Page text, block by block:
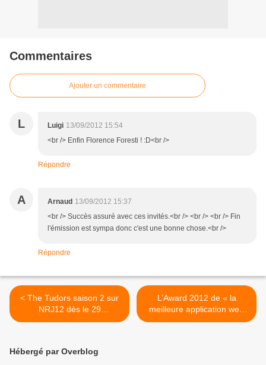
Commentaires
Ajouter un commentaire
L Luigi 13/09/2012 15:54
<br /> Enfin Florence Foresti ! :D<br />
Répondre
A Arnaud 13/09/2012 15:37
<br /> Succès assuré avec ces invités.<br /> <br /> <br /> Fin
l'émission est sympa donc c'est une bonne chose.<br />
Répondre
< The Tudors saison 2 sur
NRJ12 dès le 29
septembre.
L’Award 2012 de « la
meilleure application web
en Social TV » décerné à
Hébergé par Overblog